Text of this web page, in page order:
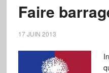
Faire
17 JUIN 2013